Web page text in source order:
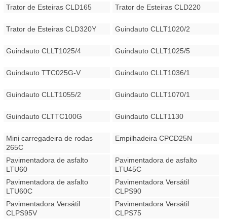
Trator de Esteiras CLD165 Trator de Esteiras CLD220
Trator de Esteiras CLD320Y Guindauto CLLT1020/2
Guindauto CLLT1025/4 Guindauto CLLT1025/5
Guindauto TTC025G-V Guindauto CLLT1036/1
Guindauto CLLT1055/2 Guindauto CLLT1070/1
Guindauto CLTTC100G Guindauto CLLT1130
Mini carregadeira de rodas
265C
Empilhadeira CPCD25N
Pavimentadora de asfalto
LTU60
Pavimentadora de asfalto
LTU45C
Pavimentadora de asfalto
LTU60C
Pavimentadora Versátil
CLPS90
Pavimentadora Versátil
CLPS95V
Pavimentadora Versátil
CLPS75